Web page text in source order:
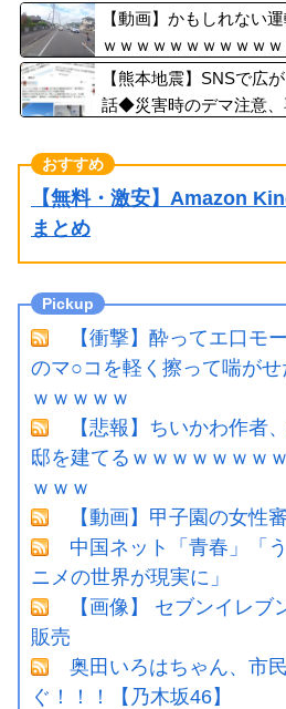
ない」東名高速で続い
【動画】かもしれない
ｗｗｗｗｗｗｗｗｗｗｗ
【熊本地震】SNSで広
話◆災害時のデマ注意、
【無料・激安】Amazon
まとめ
【衝撃】酔ってエ口モ
のマ○コを軽く擦って喘が
ｗｗｗｗｗ
【悲報】ちいかわ作者
邸を建てるｗｗｗｗｗｗｗ
ｗｗｗ
【動画】甲子園の女性
中国ネット「青春」「
ニメの世界が現実に」
【画像】 セブンイレブ
販売
奥田いろはちゃん、市
ぐ！！！【乃木坂46】